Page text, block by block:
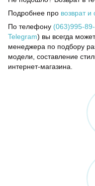
Подробнее про возврат и
По телефону (063)995-
Telegram) вы всегда
менеджера по подбору
модели, составление
интернет-магазина.